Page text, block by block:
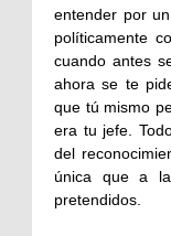
entender por
políticamente
cuando antes
ahora se te
que tú mismo
era tu jefe.
del
única que a
pretendidos.